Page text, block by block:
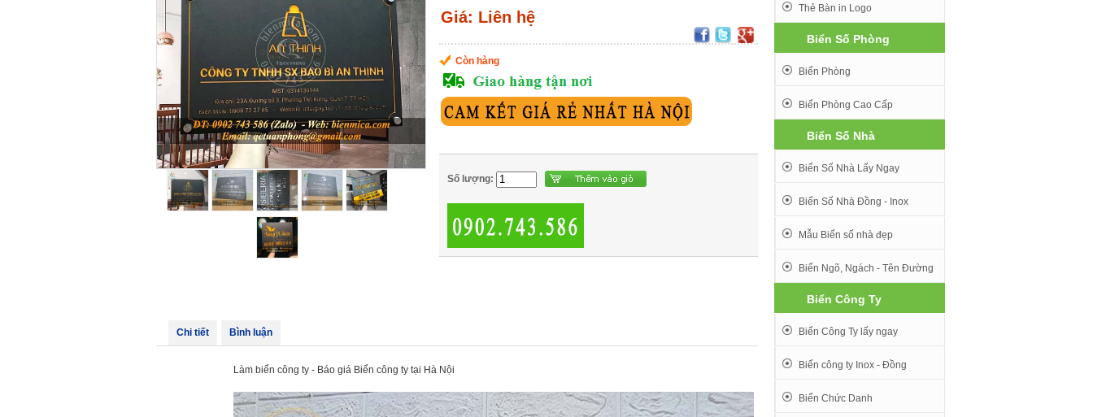
Giá: Liên hệ
Còn hàng
Số lượng:
Chi tiết Bình luận
Làm biển công ty - Báo giá Biển công ty tại Hà Nội
Thẻ Bàn in Logo
Biển Số Phòng
Biển Phòng
Biển Phòng Cao Cấp
Biển Số Nhà
Biển Số Nhà Lấy Ngay
Biển Số Nhà Đồng - Inox
Mẫu Biển số nhà đẹp
Biển Ngõ, Ngách - Tên Đường
Biển Công Ty
Biển Công Ty lấy ngay
Biển công ty Inox - Đồng
Biển Chức Danh